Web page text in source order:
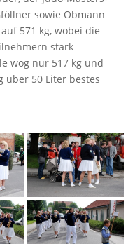
sowie Obmann
571 kg, wobei die
stark
wog nur 517 kg und
über 50 Liter bestes